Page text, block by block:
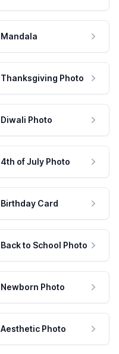
Mandala
Thanksgiving Photo
Diwali Photo
4th of July Photo
Birthday Card
Back to School Photo
Newborn Photo
Aesthetic Photo